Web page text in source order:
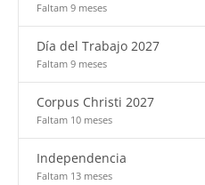
Faltam 9 meses
Día del Trabajo 2027
Faltam 9 meses
Corpus Christi 2027
Faltam 10 meses
Independencia
Faltam 13 meses